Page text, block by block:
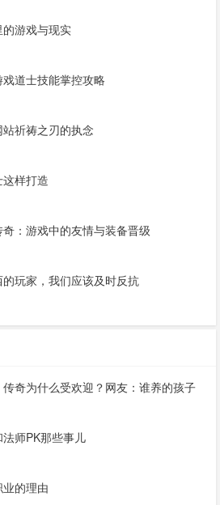
游戏与现实
道士技能掌控攻略
祈祷之刃的执念
样打造
：游戏中的友情与装备晋级
玩家，我们应该及时反抗
奇为什么受欢迎？网友：谁养的孩子
师PK那些事儿
的理由